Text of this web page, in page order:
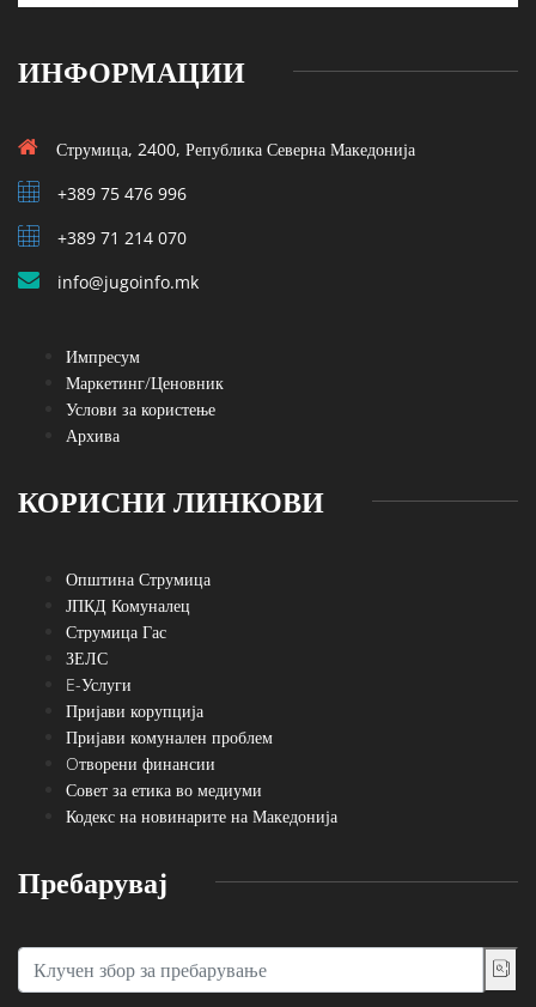
ИНФОРМАЦИИ
Струмица, 2400, Република Северна Македонија
+389 75 476 996
+389 71 214 070
info@jugoinfo.mk
Импресум
Маркетинг/Ценовник
Услови за користење
Архива
КОРИСНИ ЛИНКОВИ
Општина Струмица
ЈПКД Комуналец
Струмица Гас
ЗЕЛС
E-Услуги
Пријави корупција
Пријави комунален проблем
Oтворени финансии
Совет за етика во медиуми
Кодекс на новинарите на Македонија
Пребарувај